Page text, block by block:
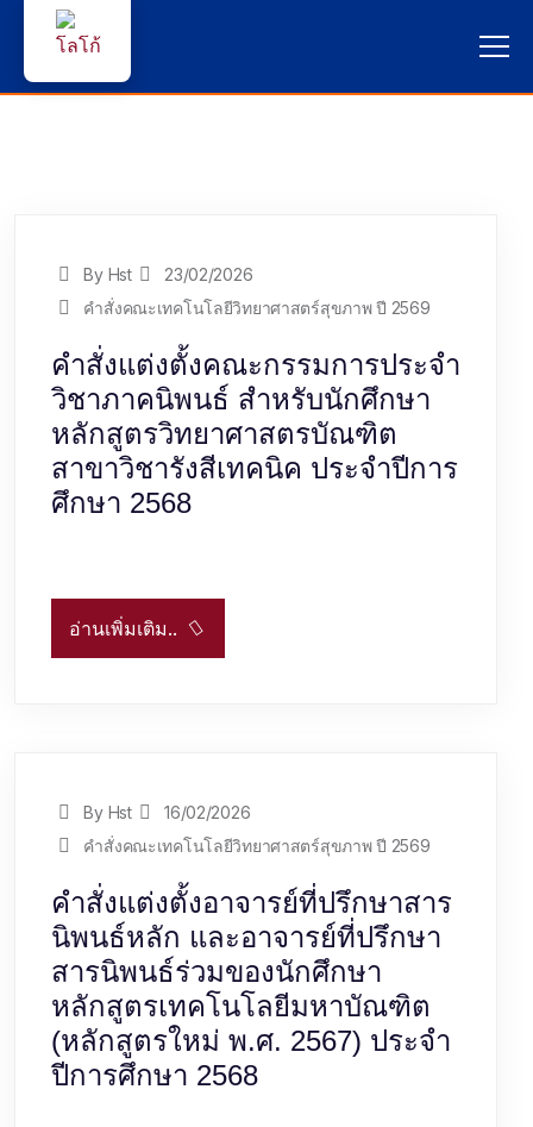
คณาจารย์และบุคลากร
บุคคลทั่วไป
ภาษาไทย 🇹🇭
By Hst
23/02/2026
คำสั่งคณะเทคโนโลยีวิทยาศาสตร์สุขภาพ ปี 2569
คำสั่งแต่งตั้งคณะกรรมการประจำ
วิชาภาคนิพนธ์ สำหรับนักศึกษา
หลักสูตรวิทยาศาสตรบัณฑิต
สาขาวิชารังสีเทคนิค ประจำปีการ
ศึกษา 2568
อ่านเพิ่มเติม..
By Hst
16/02/2026
คำสั่งคณะเทคโนโลยีวิทยาศาสตร์สุขภาพ ปี 2569
คำสั่งแต่งตั้งอาจารย์ที่ปรึกษาสาร
นิพนธ์หลัก และอาจารย์ที่ปรึกษา
สารนิพนธ์ร่วมของนักศึกษา
หลักสูตรเทคโนโลยีมหาบัณฑิต
(หลักสูตรใหม่ พ.ศ. 2567) ประจำ
ปีการศึกษา 2568